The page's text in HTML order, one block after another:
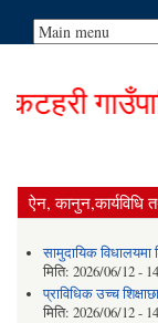
ऐन, कानुन,कार्यविधि
सामुदायिक विधालयमा
मिति: 2026/06/12 -
प्राविधिक उच्च
मिति: 2026/06/12 -